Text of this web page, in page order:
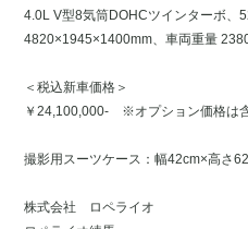
4.0L V型8気筒DOHCツインターボ、
4820×1945×1400mm、車両重量
＜税込新車価格＞
￥24,100,000- ※オプション価格は含
撮影用スーツケース：幅42cm×高さ
株式会社 ロペライオ